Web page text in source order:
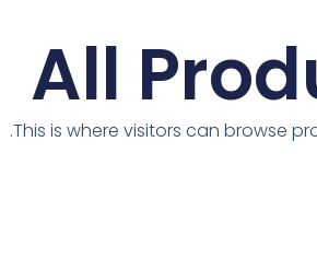
All
This is where visitors can browse